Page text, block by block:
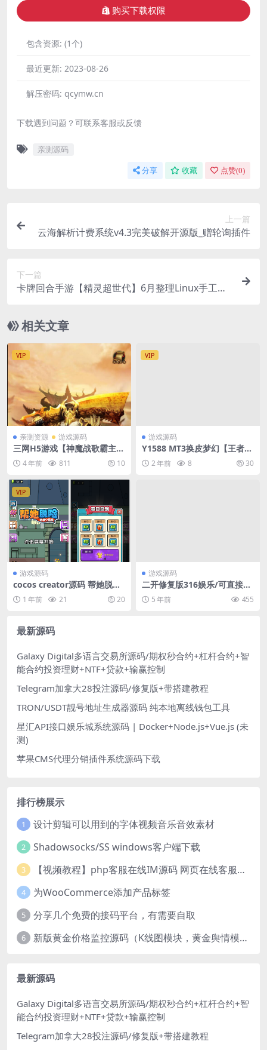
购买下载权限
包含资源: (1个)
最近更新: 2023-08-26
解压密码: qcymw.cn
下载遇到问题？可联系客服或反馈
亲测源码
分享 收藏 点赞(0)
上一篇
云海解析计费系统v4.3完美破解开源版_赠轮询插件
下一篇
卡牌回合手游【精灵超世代】6月整理Linux手工服
相关文章
VIP
亲测资源 游戏源码
三网H5游戏【神魔战歌霸主雷
霆】2022整理Linux手工服务
端+GM授权后台【站长亲测】
4 年前 811 10
VIP
游戏源码
Y1588 MT3换皮梦幻【王者西
游】最新整理Linux手工服务
端+安卓苹果双端+GM后台+详
2 年前 8 30
VIP
游戏源码
cocos creator源码 帮她脱险
小游戏源码 2.4.13
1 年前 21 20
游戏源码
二开修复版316娱乐/可直接运
营 5 年前 455
最新源码
Galaxy Digital多语言交易所源码/期权秒合约+杠杆合约+智
能合约投资理财+NTF+贷款+输赢控制
Telegram加拿大28投注源码/修复版+带搭建教程
TRON/USDT靓号地址生成器源码 纯本地离线钱包工具
星汇API接口娱乐城系统源码 | Docker+Node.js+Vue.js (未
测)
苹果CMS代理分销插件系统源码下载
排行榜展示
1 设计剪辑可以用到的字体视频音乐音效素材
2 Shadowsocks/SS windows客户端下载
3 【视频教程】php客服在线IM源码 网页在线客服软件代码
4 为WooCommerce添加产品标签
5 分享几个免费的接码平台，有需要自取
6 新版黄金价格监控源码（K线图模块，黄金舆情模块，AI智能客服源码）
最新源码
Galaxy Digital多语言交易所源码/期权秒合约+杠杆合约+智
能合约投资理财+NTF+贷款+输赢控制
Telegram加拿大28投注源码/修复版+带搭建教程